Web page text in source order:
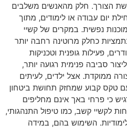
הצורך. חלק מהאנשים משלבים
יום עבודה או לימודים, מתוך
נפשית. במקרים של קשיי
כחלק מרוטינה רחבה יותר
פעילות גופנית וטכניקות
סביבה פנימית רגועה יותר,
ממוקדת. אצל ילדים, לעיתים
טקס קבוע שמחזק תחושת ביטחון
כי פרחי באך אינם מחליפים
לקשיי קשב, כמו טיפול התנהגותי,
השימוש בהם, במידה